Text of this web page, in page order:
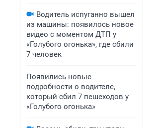
Водитель испуганно вышел
из машины: появилось новое
видео с моментом ДТП у
«Голубого огонька», где сбили
7 человек
Появились новые
подробности о водителе,
который сбил 7 пешеходов у
«Голубого огонька»